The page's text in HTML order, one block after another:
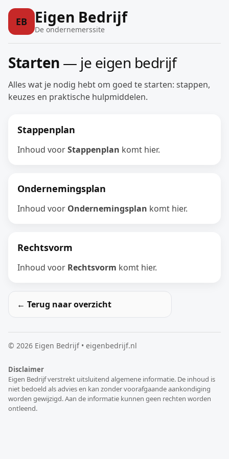
EB Eigen Bedrijf
De ondernemerssite
Starten — je eigen bedrijf
Alles wat je nodig hebt om goed te starten: stappen,
keuzes en praktische hulpmiddelen.
Stappenplan
Inhoud voorStappenplan komt hier.
Ondernemingsplan
Inhoud voor Ondernemingsplan komt hier.
Rechtsvorm
Inhoud voor Rechtsvorm komt hier.
← Terug naar overzicht
© 2026 Eigen Bedrijf • eigenbedrijf.nl
Disclaimer
Eigen Bedrijf verstrekt uitsluitend algemene informatie. De inhoud is
niet bedoeld als advies en kan zonder voorafgaande aankondiging
worden gewijzigd. Aan de informatie kunnen geen rechten worden
ontleend.